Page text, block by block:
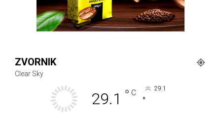
ZVORNIK
Clear Sky
29.1 ° C 29.1
°